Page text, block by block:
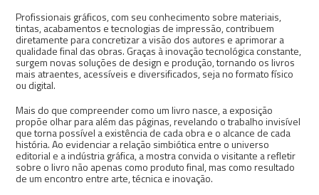
Profissionais gráficos, com seu conhecimento sobre materiais,
tintas, acabamentos e tecnologias de impressão, contribuem
diretamente para concretizar a visão dos autores e aprimorar a
qualidade final das obras. Graças à inovação tecnológica constante,
surgem novas soluções de design e produção, tornando os livros
mais atraentes, acessíveis e diversificados, seja no formato físico
ou digital.
Mais do que compreender como um livro nasce, a exposição
propõe olhar para além das páginas, revelando o trabalho invisível
que torna possível a existência de cada obra e o alcance de cada
história. Ao evidenciar a relação simbiótica entre o universo
editorial e a indústria gráfica, a mostra convida o visitante a refletir
sobre o livro não apenas como produto final, mas como resultado
de um encontro entre arte, técnica e inovação.